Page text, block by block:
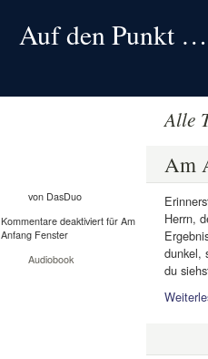
Auf den Punkt …
Alle
von DasDuo
Kommentare deaktiviert für Am
Anfang Fenster
Audiobook
Am
Herrn,
dunkel,
du